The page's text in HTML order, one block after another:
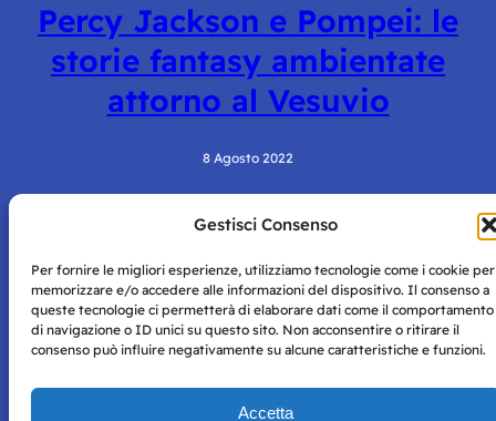
Gestisci Consenso
Per fornire le migliori esperienze, utilizziamo tecnologie come i cookie per
memorizzare e/o accedere alle informazioni del dispositivo. Il consenso a
queste tecnologie ci permetterà di elaborare dati come il comportamento
di navigazione o ID unici su questo sito. Non acconsentire o ritirare il
consenso può influire negativamente su alcune caratteristiche e funzioni.
Accetta
Percy Jackson e Pompei: le
storie fantasy ambientate
attorno al Vesuvio
8 Agosto 2022
Napoli con autorizzazione numero 38 del 25/9/2019.
Tutte le immagini e i contenuti su questo sito sono forniti